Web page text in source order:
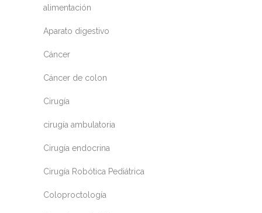
alimentación
Aparato digestivo
Cáncer
Cáncer de colon
Cirugía
cirugía ambulatoria
Cirugía endocrina
Cirugía Robótica Pediátrica
Coloproctología